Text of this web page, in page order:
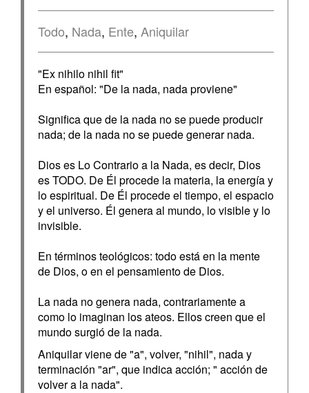
Todo, Nada, Ente, Aniquilar
"Ex nihilo nihil fit"
En español: "De la nada, nada proviene"
Significa que de la nada no se puede producir
nada; de la nada no se puede generar nada.
Dios es Lo Contrario a la Nada, es decir, Dios
es TODO. De Él procede la materia, la energía y
lo espiritual. De Él procede el tiempo, el espacio
y el universo. Él genera al mundo, lo visible y lo
invisible.
En términos teológicos: todo está en la mente
de Dios, o en el pensamiento de Dios.
La nada no genera nada, contrariamente a
como lo imaginan los ateos. Ellos creen que el
mundo surgió de la nada.
Aniquilar viene de "a", volver, "nihil", nada y
terminación "ar", que indica acción; " acción de
volver a la nada".